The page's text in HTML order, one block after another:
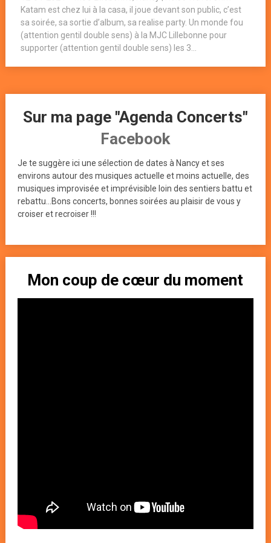
Katam est chez lui à la casa, il joue devant son public, c’est
sa soirée, sa sortie d’album, sa realise party. Un monde fou
(attention gentil double sens) à la MJC Lillebonne pour
supporter (attention gentil double sens) les 3...
Sur ma page "Agenda Concerts"
Facebook
Je te suggère ici une sélection de dates à Nancy et ses
environs autour des musiques actuelle et moins actuelle, des
musiques improvisée et imprévisible loin des sentiers battu et
rebattu...Bons concerts, bonnes soirées au plaisir de vous y
croiser et recroiser !!!
Mon coup de cœur du moment